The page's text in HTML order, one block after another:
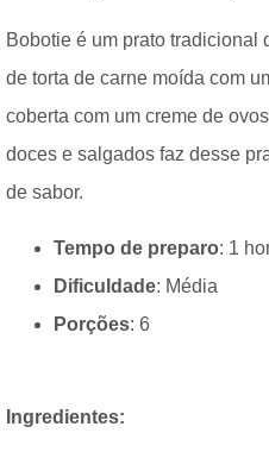
Bobotie é um prato tradicional
de torta de carne moída com
coberta com um creme de
doces e salgados faz desse
de sabor.
Tempo de preparo: 1
Dificuldade: Média
Porções: 6
Ingredientes: